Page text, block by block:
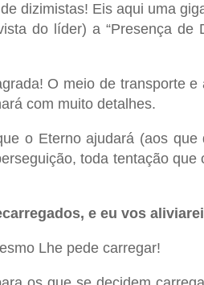
dizimistas! Eis aqui uma
do líder) a “Presença de
O meio de transporte e
com muito detalhes.
o Eterno ajudará (aos que
toda tentação que
e eu vos
Lhe pede carregar!